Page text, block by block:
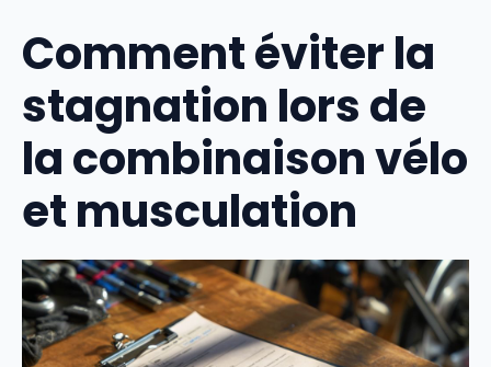
Comment éviter la
stagnation lors de
la combinaison vélo
et musculation